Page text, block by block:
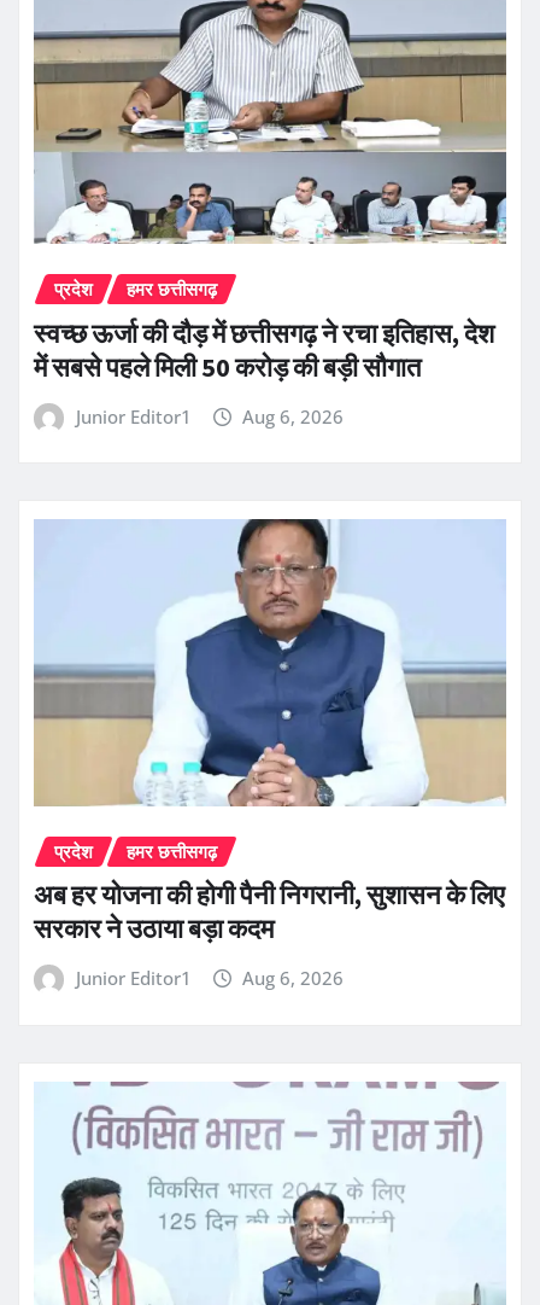
प्रदेश हमर छत्तीसगढ़
स्वच्छ ऊर्जा की दौड़ में छत्तीसगढ़ ने रचा इतिहास, देश
में सबसे पहले मिली 50 करोड़ की बड़ी सौगात
Junior Editor1 Aug 6, 2026
प्रदेश हमर छत्तीसगढ़
अब हर योजना की होगी पैनी निगरानी, सुशासन के लिए
सरकार ने उठाया बड़ा कदम
Junior Editor1 Aug 6, 2026